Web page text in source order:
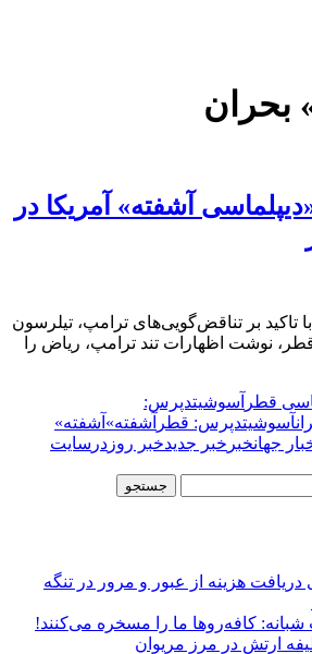
بحران
آشفته» آمریکا در
تاکید بر تناقض‌گویی‌های ترامپ، تیلرسون
قطر، نوشت اظهارات تند ترامپ، ریاض را
قطر آسوشیتدپرس:
آسوشیتدپرس: قطر آشفته» آشفته»
جهانخبر خبر جدیدخبر روز در سایت
دریافت هزینه از عبور و مرور در تنگه
کافه‌روها ما را مسخره می‌کنند!
ارتش در مرز مریوان